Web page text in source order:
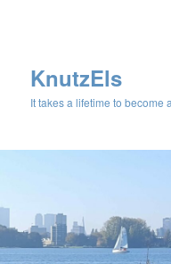
KnutzEls
It takes a lifetime to become